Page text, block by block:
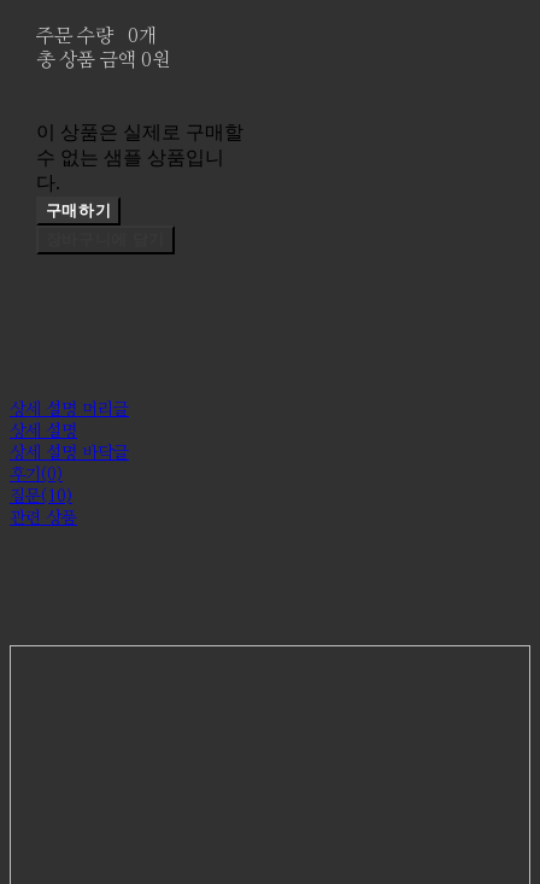
주문 수량
0개
총 상품 금액 0원
이 상품은 실제로 구매할
수 없는 샘플 상품입니
다.
구매하기
상세 설명 머리글
상세 설명
상세 설명 바닥글
후기(0)
질문(10)
관련 상품